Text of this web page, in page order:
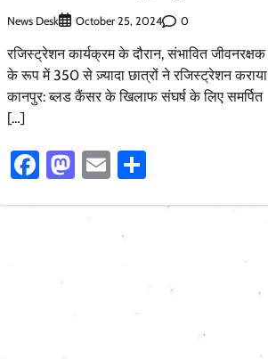
News Desk October 25, 2024 0
रजिस्ट्रेशन कार्यक्रम के दौरान, संभावित जीवनरक्षक
के रूप में 350 से ज़्यादा छात्रों ने रजिस्ट्रेशन कराया
कानपुर: ब्लड कैंसर के खिलाफ संघर्ष के लिए समर्पित
[…]
Facebook
Mastodon
Email